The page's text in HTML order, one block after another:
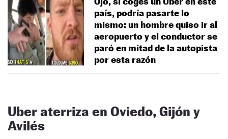
país, podría pasarte lo
mismo: un hombre quiso ir al
aeropuerto y el conductor se
paró en mitad de la autopista
por esta razón
Uber aterriza en Oviedo, Gijón y
Avilés